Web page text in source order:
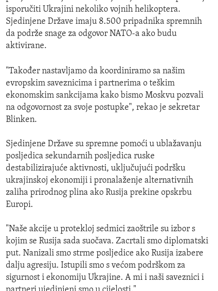
isporučiti Ukrajini nekoliko vojnih helikoptera.
Sjedinjene Države imaju 8.500 pripadnika spremnih
da podrže snage za odgovor NATO-a ako budu
aktivirane.
"Također nastavljamo da koordiniramo sa našim
evropskim saveznicima i partnerima o teškim
ekonomskim sankcijama kako bismo Moskvu pozvali
na odgovornost za svoje postupke", rekao je sekretar
Blinken.
Sjedinjene Države su spremne pomoći u ublažavanju
posljedica sekundarnih posljedica ruske
destabilizirajuće aktivnosti, uključujući podršku
ukrajinskoj ekonomiji i pronalaženje alternativnih
zaliha prirodnog plina ako Rusija prekine opskrbu
Europi.
"Naše akcije u protekloj sedmici zaoštrile su izbor s
kojim se Rusija sada suočava. Zacrtali smo diplomatski
put. Nanizali smo strme posljedice ako Rusija izabere
dalju agresiju. Istupili smo s većom podrškom za
sigurnost i ekonomiju Ukrajine. A mi i naši saveznici i